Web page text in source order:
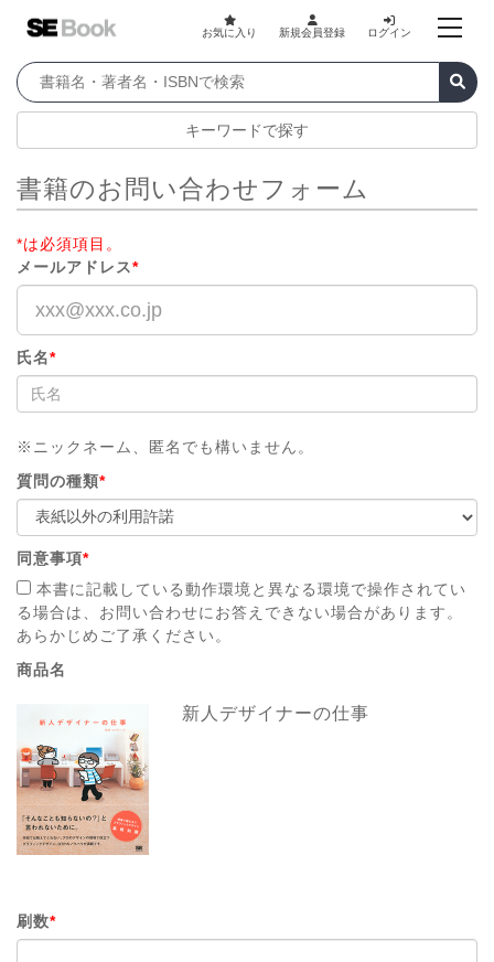
お気に入り 新規会員登録 ログイン
キーワードで探す
書籍のお問い合わせフォーム
*は必須項目。
メールアドレス*
氏名*
※ニックネーム、匿名でも構いません。
質問の種類*
同意事項*
本書に記載している動作環境と異なる環境で操作されてい
る場合は、お問い合わせにお答えできない場合があります。
あらかじめご了承ください。
商品名
新人デザイナーの仕事
刷数*